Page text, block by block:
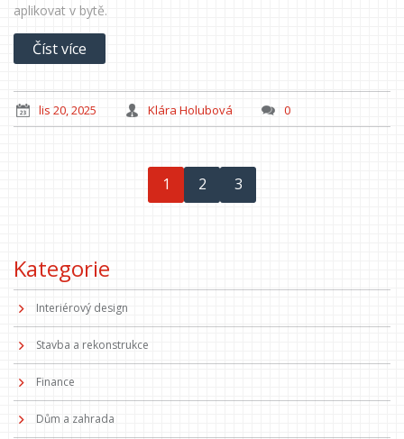
aplikovat v bytě.
Číst více
lis 20, 2025 Klára Holubová 0
1 2 3
Kategorie
Interiérový design
Stavba a rekonstrukce
Finance
Dům a zahrada